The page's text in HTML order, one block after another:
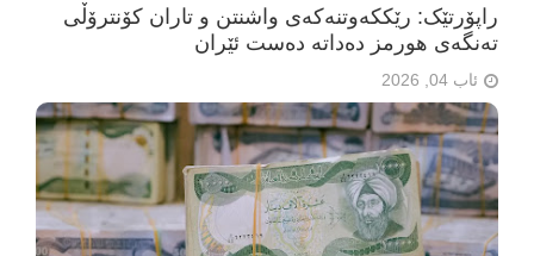
راپۆرتێک: رێککەوتنەکەی واشنتن و تاران کۆنترۆڵی
تەنگەی هورمز دەداتە دەست ئێران
ئاب 04, 2026